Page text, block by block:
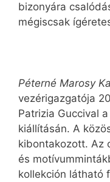
bizonyára
mégiscsak
Péterné Marosy
vezérigazgatója
Patrizia Guccival
kiállításán. A
kibontakozott. Az
és
kollekción látható